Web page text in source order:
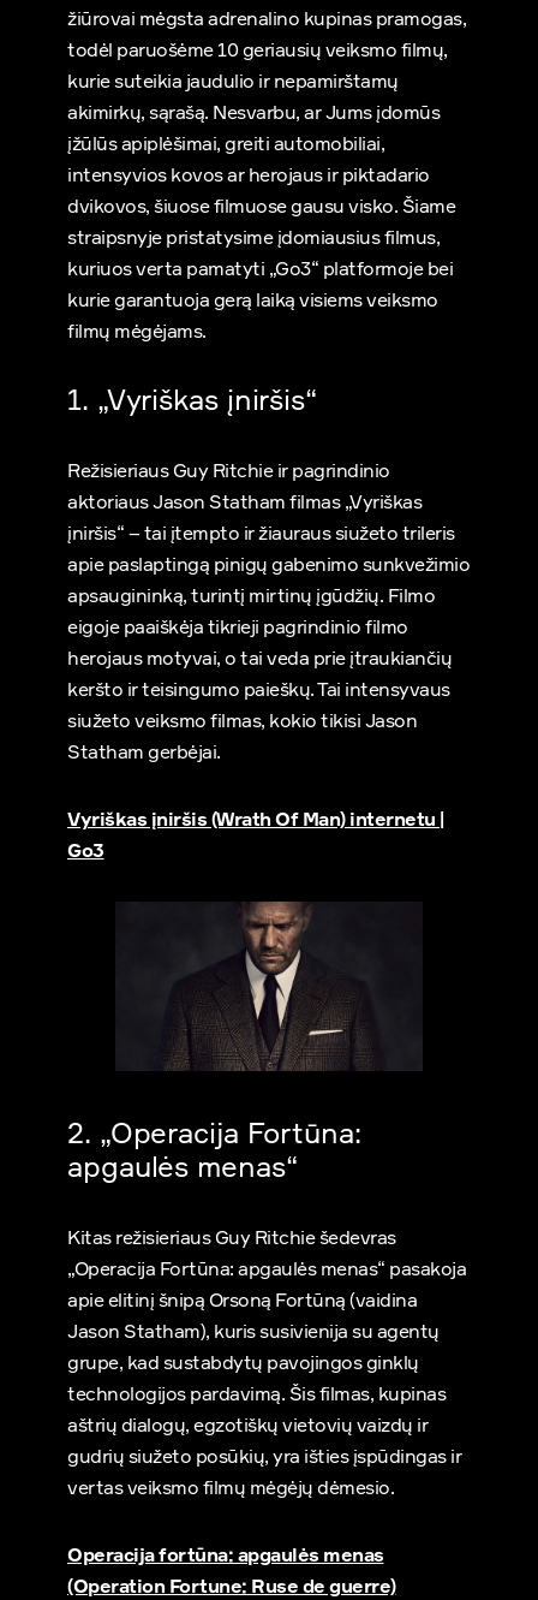
žiūrovai mėgsta adrenalino kupinas pramogas,
todėl paruošėme 10 geriausių veiksmo filmų,
kurie suteikia jaudulio ir nepamirštamų
akimirkų, sąrašą. Nesvarbu, ar Jums įdomūs
įžūlūs apiplėšimai, greiti automobiliai,
intensyvios kovos ar herojaus ir piktadario
dvikovos, šiuose filmuose gausu visko. Šiame
straipsnyje pristatysime įdomiausius filmus,
kuriuos verta pamatyti „Go3“ platformoje bei
kurie garantuoja gerą laiką visiems veiksmo
filmų mėgėjams.
1. „Vyriškas įniršis“
Režisieriaus Guy Ritchie ir pagrindinio
aktoriaus Jason Statham filmas „Vyriškas
įniršis“ – tai įtempto ir žiauraus siužeto trileris
apie paslaptingą pinigų gabenimo sunkvežimio
apsaugininką, turintį mirtinų įgūdžių. Filmo
eigoje paaiškėja tikrieji pagrindinio filmo
herojaus motyvai, o tai veda prie įtraukiančių
keršto ir teisingumo paieškų. Tai intensyvaus
siužeto veiksmo filmas, kokio tikisi Jason
Statham gerbėjai.
Vyriškas įniršis (Wrath Of Man) internetu |
Go3
2. „Operacija Fortūna:
apgaulės menas“
Kitas režisieriaus Guy Ritchie šedevras
„Operacija Fortūna: apgaulės menas“ pasakoja
apie elitinį šnipą Orsoną Fortūną (vaidina
Jason Statham), kuris susivienija su agentų
grupe, kad sustabdytų pavojingos ginklų
technologijos pardavimą. Šis filmas, kupinas
aštrių dialogų, egzotiškų vietovių vaizdų ir
gudrių siužeto posūkių, yra išties įspūdingas ir
vertas veiksmo filmų mėgėjų dėmesio.
Operacija fortūna: apgaulės menas
(Operation Fortune: Ruse de guerre)